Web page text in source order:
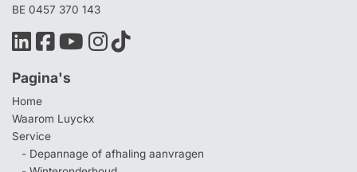
BE 0457 370 143
Pagina's
Home
Waarom Luyckx
Service
- Depannage of afhaling aanvragen